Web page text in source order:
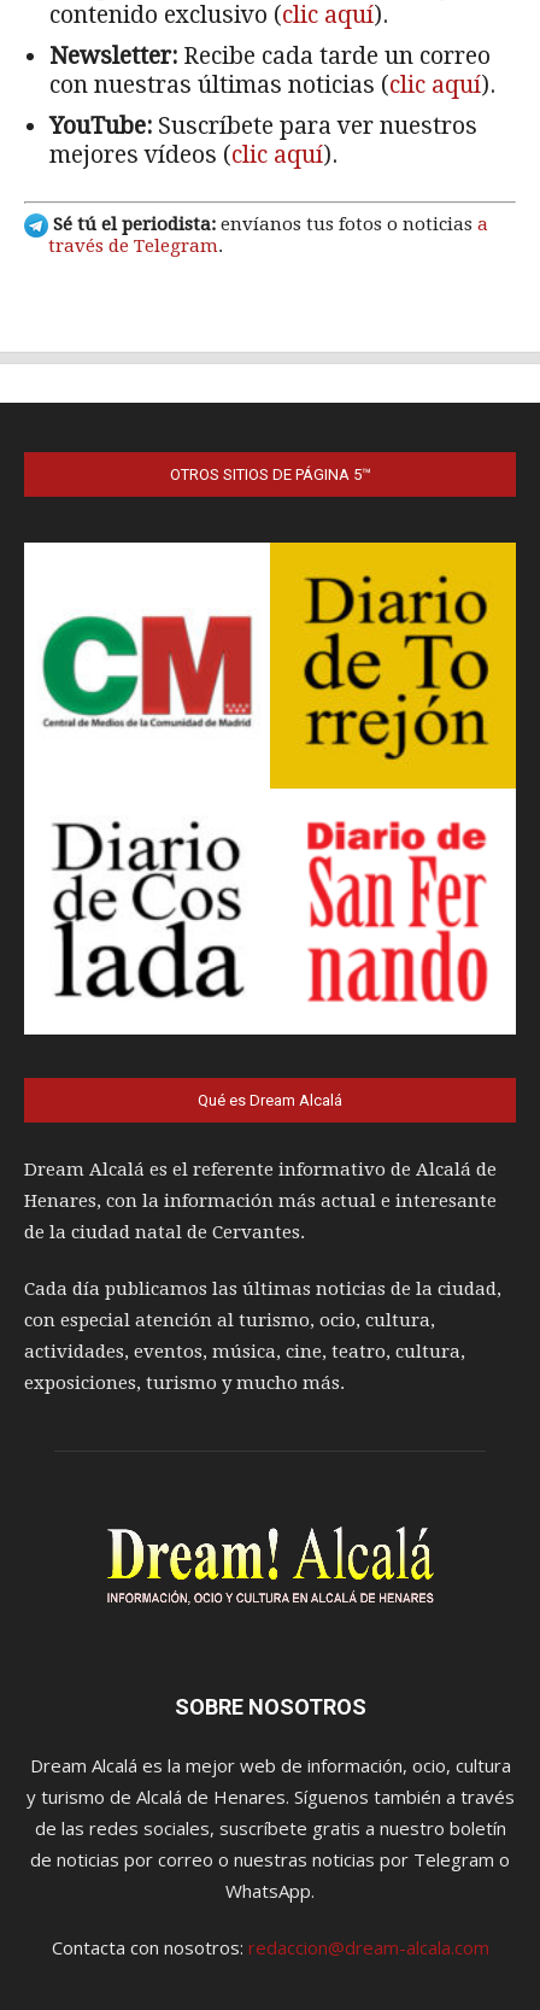
OTROS SITIOS DE PÁGINA 5™
Qué es Dream Alcalá
Dream Alcalá es el referente informativo de Alcalá de
Henares, con la información más actual e interesante
de la ciudad natal de Cervantes.
Cada día publicamos las últimas noticias de la ciudad,
con especial atención al turismo, ocio, cultura,
actividades, eventos, música, cine, teatro, cultura,
exposiciones, turismo y mucho más.
SOBRE NOSOTROS
Dream Alcalá es la mejor web de información, ocio, cultura
y turismo de Alcalá de Henares. Síguenos también a través
de las redes sociales, suscríbete gratis a nuestro boletín
de noticias por correo o nuestras noticias por Telegram o
WhatsApp.
Contacta con nosotros: redaccion@dream-alcala.com